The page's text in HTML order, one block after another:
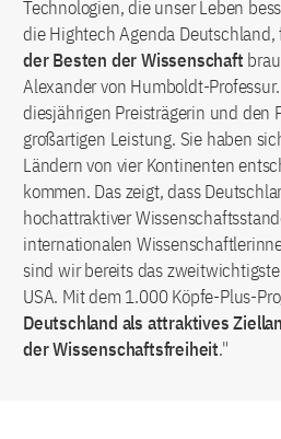
Technologien, die unser Leben
die Hightech Agenda
der Besten der Wissenschaft
Alexander von Humboldt-
diesjährigen Preisträgerin und den
großartigen Leistung. Sie haben
Ländern von vier Kontinenten
kommen. Das zeigt, dass
hochattraktiver
internationalen
sind wir bereits das
USA. Mit dem 1.000 Köpfe-Plus-
Deutschland als attraktives
der Wissenschaftsfreiheit."